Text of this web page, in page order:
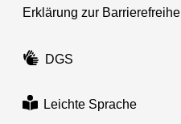
Erklärung zur
DGS
Leichte Sprache